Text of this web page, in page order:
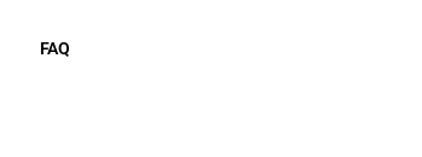
FAQ